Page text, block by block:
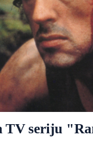
TV seriju